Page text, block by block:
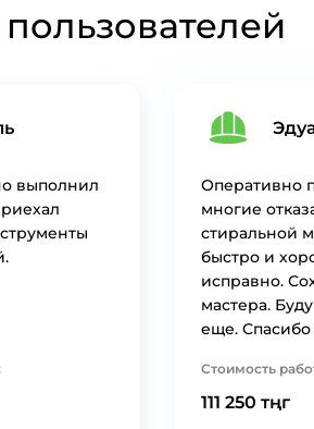
выполнил
Оперативно
многие
стиральной
быстро и
исправно.
мастера.
еще. Спасибо
Стоимость
111 250 тңг